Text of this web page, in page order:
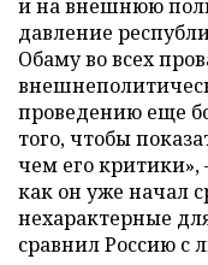
и на внешнюю
давление
Обаму во всех
проведению еще
того, чтобы
чем его
как он уже начал
нехарактерные
сравнил Россию с